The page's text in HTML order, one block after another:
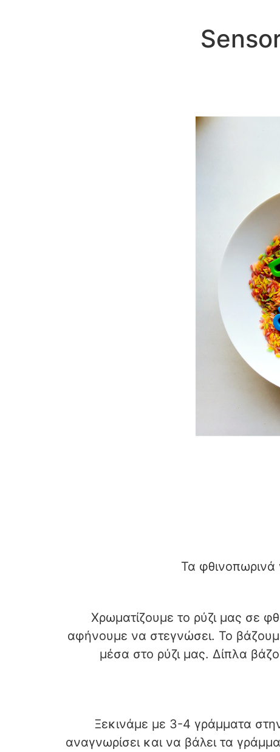
Τα φθινοπωρινά
Χρωματίζουμε το ρύζι μας σε
αφήνουμε να στεγνώσει. Το
μέσα στο ρύζι μας. Δίπλα
Ξεκινάμε με 3-4 γράμματα
αναγνωρίσει και να βάλει τα